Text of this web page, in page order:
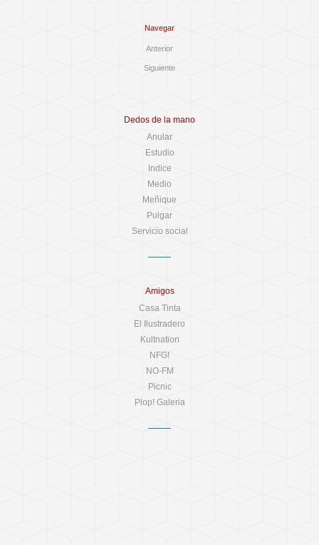
Navegar
Anterior
Siguiente
Dedos de la mano
Anular
Estudio
Indice
Medio
Meñique
Pulgar
Servicio social
Amigos
Casa Tinta
El Ilustradero
Kultnation
NFG!
NO-FM
Picnic
Plop! Galeria